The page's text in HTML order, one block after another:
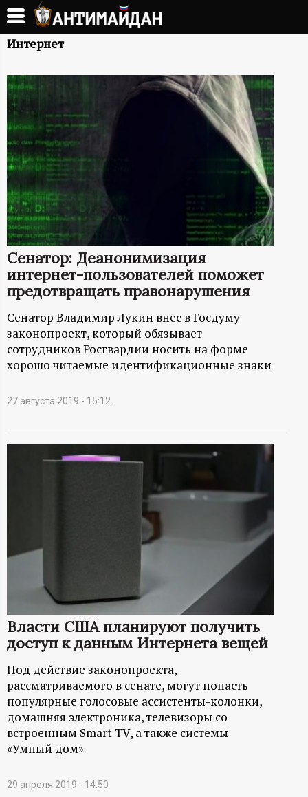
Перейти
основному
А
Н
Т
И
М
А
Й
Д
А
Н
-
и
н
ц
и
о
н
Интернет
Сенатор: Деанонимизация
интернет-пользователей поможет
предотвращать правонарушения
Сенатор Владимир Лукин внес в Госдуму
законопроект, который обязывает
сотрудников Росгвардии носить на форме
хорошо читаемые идентификационные знаки
27 августа 2019 - 15:12
Власти США планируют получить
доступ к данным Интернета вещей
Под действие законопроекта,
рассматриваемого в сенате, могут попасть
популярные голосовые ассистенты-колонки,
домашняя электроника, телевизоры со
встроенным Smart TV, а также системы
«Умный дом»
29 апреля 2019 - 14:50